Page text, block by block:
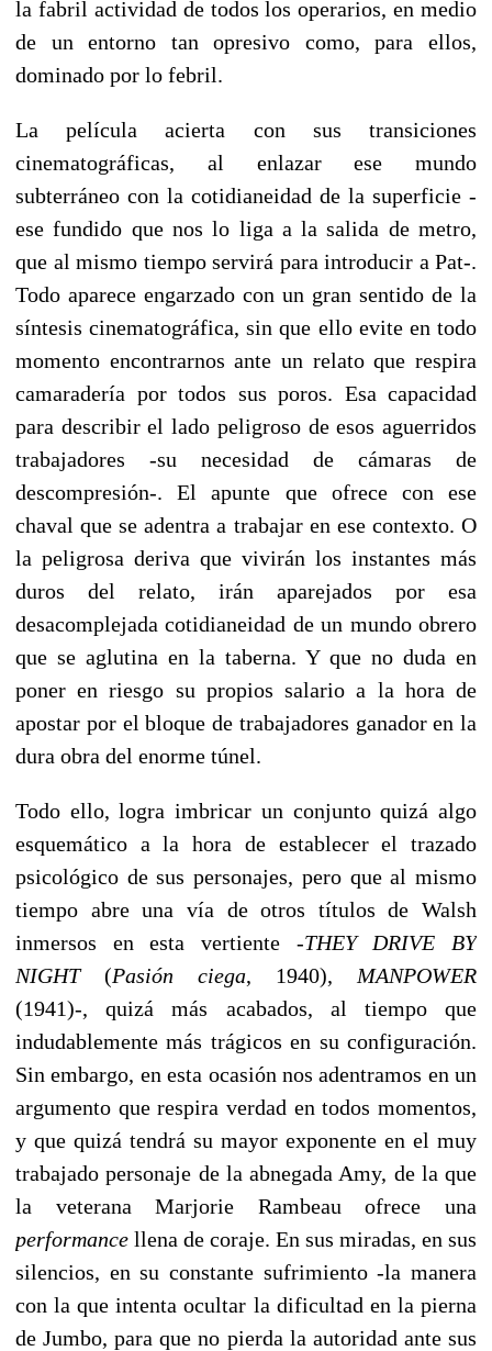
la fabril actividad de todos los operarios, en medio
de un entorno tan opresivo como, para ellos,
dominado por lo febril.
La película acierta con sus transiciones
cinematográficas, al enlazar ese mundo
subterráneo con la cotidianeidad de la superficie -
ese fundido que nos lo liga a la salida de metro,
que al mismo tiempo servirá para introducir a Pat-.
Todo aparece engarzado con un gran sentido de la
síntesis cinematográfica, sin que ello evite en todo
momento encontrarnos ante un relato que respira
camaradería por todos sus poros. Esa capacidad
para describir el lado peligroso de esos aguerridos
trabajadores -su necesidad de cámaras de
descompresión-. El apunte que ofrece con ese
chaval que se adentra a trabajar en ese contexto. O
la peligrosa deriva que vivirán los instantes más
duros del relato, irán aparejados por esa
desacomplejada cotidianeidad de un mundo obrero
que se aglutina en la taberna. Y que no duda en
poner en riesgo su propios salario a la hora de
apostar por el bloque de trabajadores ganador en la
dura obra del enorme túnel.
Todo ello, logra imbricar un conjunto quizá algo
esquemático a la hora de establecer el trazado
psicológico de sus personajes, pero que al mismo
tiempo abre una vía de otros títulos de Walsh
inmersos en esta vertiente -THEY DRIVE BY
NIGHT(Pasión ciega, 1940), MANPOWER
(1941)-, quizá más acabados, al tiempo que
indudablemente más trágicos en su configuración.
Sin embargo, en esta ocasión nos adentramos en un
argumento que respira verdad en todos momentos,
y que quizá tendrá su mayor exponente en el muy
trabajado personaje de la abnegada Amy, de la que
la veterana Marjorie Rambeau ofrece una
performance llena de coraje. En sus miradas, en sus
silencios, en su constante sufrimiento -la manera
con la que intenta ocultar la dificultad en la pierna
de Jumbo, para que no pierda la autoridad ante sus